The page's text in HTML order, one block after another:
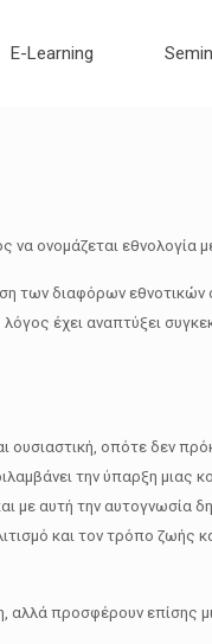
E-Learning
ονομάζεται εθνολογία
των διαφόρων εθνοτικών
έχει αναπτύξει
οπότε δεν
την ύπαρξη μιας
με αυτή την αυτογνωσία
και τον τρόπο ζωής
προσφέρουν επίσης